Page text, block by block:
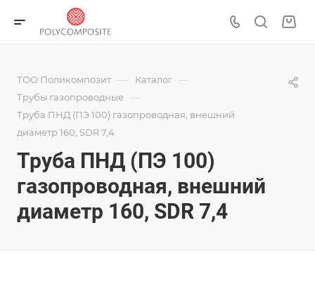
ТОО Поликомпозит — Каталог —
Трубы газопроводные —
Труба ПНД (ПЭ 100) газопроводная, внешний
диаметр 160, SDR 7,4
Труба ПНД (ПЭ 100)
газопроводная, внешний
диаметр 160, SDR 7,4